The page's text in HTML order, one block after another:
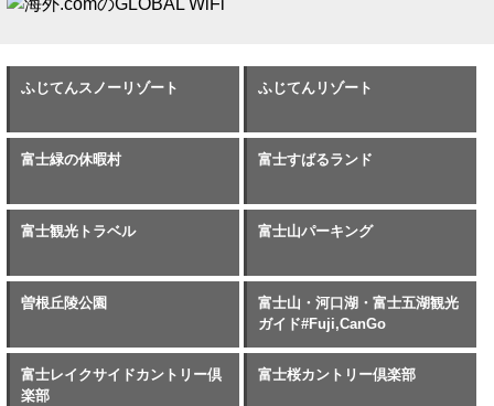
ふじてんスノーリゾート ふじてんリゾート
富士緑の休暇村 富士すばるランド
富士観光トラベル 富士山パーキング
曽根丘陵公園
富士山・河口湖・富士五湖観光
ガイド#Fuji,CanGo
富士レイクサイドカントリー倶
楽部
富士桜カントリー倶楽部